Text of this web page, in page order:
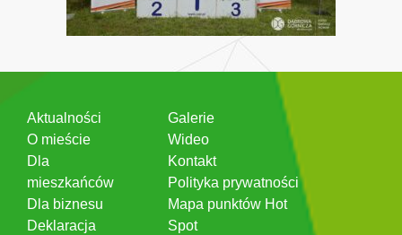
Aktualności
O mieście
Dla
mieszkańców
Dla biznesu
Deklaracja
Galerie
Wideo
Kontakt
Polityka prywatności
Mapa punktów Hot
Spot